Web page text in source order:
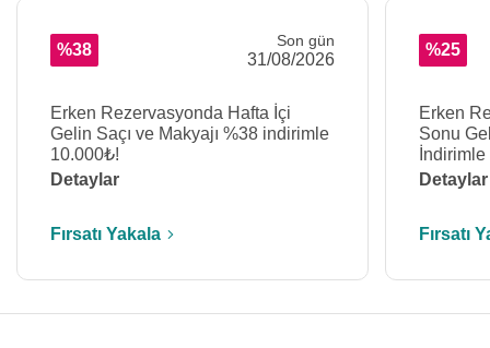
%38 Son gün
31/08/2026
Erken Rezervasyonda Hafta İçi
Gelin Saçı ve Makyajı %38 indirimle
10.000₺!
Detaylar
Fırsatı Yakala
%25
Erken
Sonu
Detaylar
Fırsatı